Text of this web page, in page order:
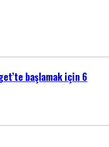
başlamak için 6